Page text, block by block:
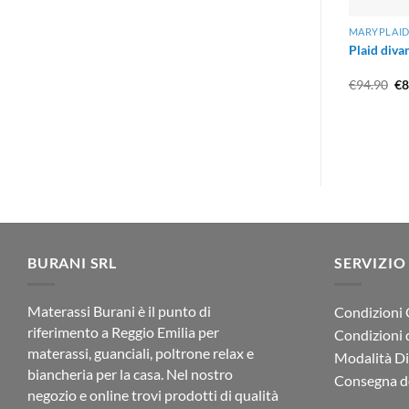
Plaid
€94.90 Il
€
BURANI SRL
Materassi Burani è il punto di
riferimento a Reggio Emilia per
materassi, guanciali, poltrone relax e
biancheria per la casa. Nel nostro
negozio e online trovi prodotti di qualità
Condizioni
Condizioni
Modalità
Consegna